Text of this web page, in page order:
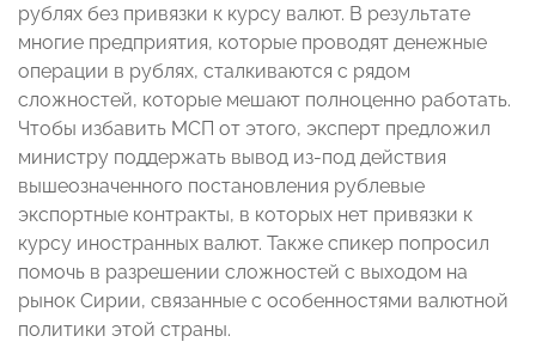
рублях без привязки к курсу валют. В результате
многие предприятия, которые проводят денежные
операции в рублях, сталкиваются с рядом
сложностей, которые мешают полноценно работать.
Чтобы избавить МСП от этого, эксперт предложил
министру поддержать вывод из-под действия
вышеозначенного постановления рублевые
экспортные контракты, в которых нет привязки к
курсу иностранных валют. Также спикер попросил
помочь в разрешении сложностей с выходом на
рынок Сирии, связанные с особенностями валютной
политики этой страны.